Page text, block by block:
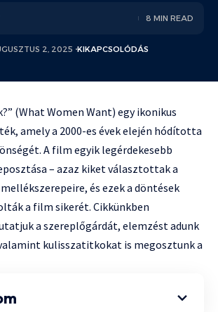
2, 2025 KIKAPCSOLÓDÁS
8 MIN READ
(What Women Want) egy ikonikus
amely a 2000-es évek elején hódította
A film egyik legérdekesebb
– azaz kiket választottak a
és ezek a döntések
a film sikerét. Cikkünkben
a szereplőgárdát, elemzést adunk
kulisszatitkokat is megosztunk a